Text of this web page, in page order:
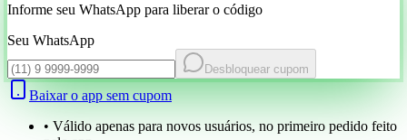
Informe seu WhatsApp para liberar o código
Seu WhatsApp
Desbloquear cupom
Baixar o app sem cupom
• Válido apenas para novos usuários, no primeiro pedido feito